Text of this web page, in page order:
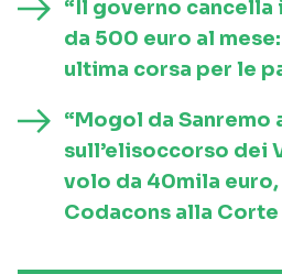
“Il governo cancella
da 500 euro al
ultima corsa per le
“Mogol da Sanremo
sull’elisoccorso dei
volo da 40mila
Codacons alla